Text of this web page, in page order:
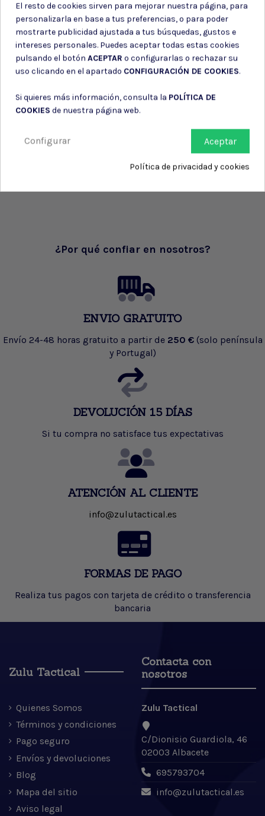
¿Por qué confiar en nosotros?
ENVIO GRATUITO
Envío 24-48 horas gratuito a partir de 250 € (solo península
y Portugal)
DEVOLUCIÓN 15 DÍAS
Si tu compra no satisface tus expectativas
ATENCIÓN AL CLIENTE
info@zulutactical.es
FORMAS DE PAGO
Realiza tus pagos con tarjeta de crédito o transferencia
bancaria
Zulu Tactical
Quienes Somos
Términos y condiciones
Pago seguro
Envíos y devoluciones
Blog
Mapa del sitio
Aviso legal
Contacta con
nosotros
Zulu Tactical
C/Dionisio Guardiola, 46
02003 Albacete
695793704
info@zulutactical.es
El resto de cookies sirven para mejorar nuestra página, para
personalizarla en base a tus preferencias, o para poder
mostrarte publicidad ajustada a tus búsquedas, gustos e
intereses personales. Puedes aceptar todas estas cookies
pulsando el botón ACEPTAR o configurarlas o rechazar su
uso clicando en el apartado CONFIGURACIÓN DE COOKIES.
Si quieres más información, consulta la POLÍTICA DE
COOKIES de nuestra página web.
Aceptar
Configurar
Política de privacidad y cookies